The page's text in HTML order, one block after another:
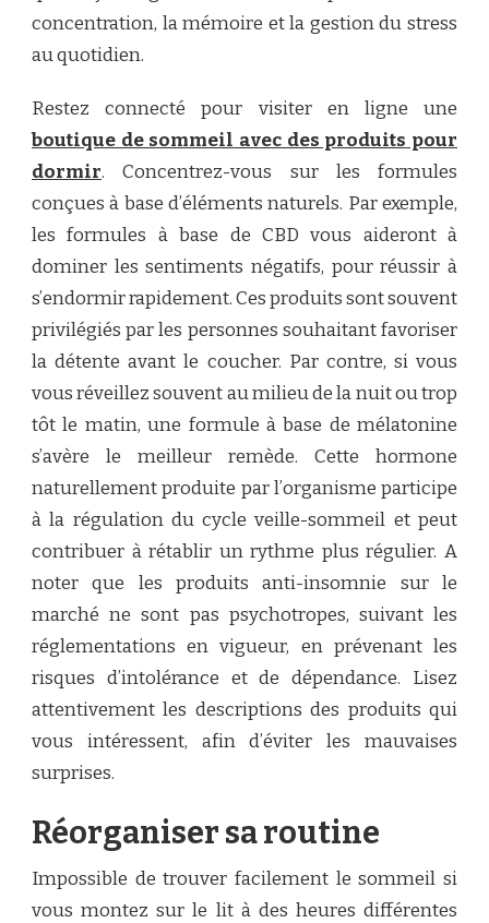
concentration, la mémoire et la gestion du stress
au quotidien.
Restez connecté pour visiter en ligne une
boutique de sommeil avec des produits pour
dormir. Concentrez-vous sur les formules
conçues à base d’éléments naturels. Par exemple,
les formules à base de CBD vous aideront à
dominer les sentiments négatifs, pour réussir à
s’endormir rapidement. Ces produits sont souvent
privilégiés par les personnes souhaitant favoriser
la détente avant le coucher. Par contre, si vous
vous réveillez souvent au milieu de la nuit ou trop
tôt le matin, une formule à base de mélatonine
s’avère le meilleur remède. Cette hormone
naturellement produite par l’organisme participe
à la régulation du cycle veille-sommeil et peut
contribuer à rétablir un rythme plus régulier. A
noter que les produits anti-insomnie sur le
marché ne sont pas psychotropes, suivant les
réglementations en vigueur, en prévenant les
risques d’intolérance et de dépendance. Lisez
attentivement les descriptions des produits qui
vous intéressent, afin d’éviter les mauvaises
surprises.
Réorganiser sa routine
Impossible de trouver facilement le sommeil si
vous montez sur le lit à des heures différentes